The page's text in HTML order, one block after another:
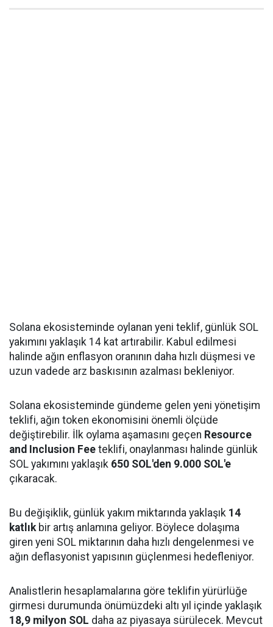
Solana ekosisteminde oylanan yeni teklif, günlük SOL
yakımını yaklaşık 14 kat artırabilir. Kabul edilmesi
halinde ağın enflasyon oranının daha hızlı düşmesi ve
uzun vadede arz baskısının azalması bekleniyor.
Solana ekosisteminde gündeme gelen yeni yönetişim
teklifi, ağın token ekonomisini önemli ölçüde
değiştirebilir. İlk oylama aşamasını geçen Resource
and Inclusion Fee teklifi, onaylanması halinde günlük
SOL yakımını yaklaşık 650 SOL'den 9.000 SOL'e
çıkaracak.
Bu değişiklik, günlük yakım miktarında yaklaşık 14
katlıkbir artış anlamına geliyor. Böylece dolaşıma
giren yeni SOL miktarının daha hızlı dengelenmesi ve
ağın deflasyonist yapısının güçlenmesi hedefleniyor.
Analistlerin hesaplamalarına göre teklifin yürürlüğe
girmesi durumunda önümüzdeki altı yıl içinde yaklaşık
18,9 milyon SOL daha az piyasaya sürülecek. Mevcut